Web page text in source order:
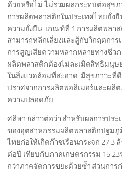
ด้วยหรือไม่ ไม่รวมผลกระทบต่อสุข
การผลิตพลาสติกในประเทศไทยยั่งยื
ความยั่งยืน เกณฑ์ที่ 1 การผลิตพลา
สามารถหลีกเลี่ยงและสู้กับวิกฤตกา
การสูญเสียความหลากหลายทางชีว
ผลิตพลาสติกต้องไม่ละเมิดสิทธิมนุษ
ในสิ่งแวดล้อมที่สะอาด มีสุขภาวะที่
ปราศจากการผลิตพอลิเมอร์และผ
ความปลอดภัย
ศลิษา กล่าวต่อว่า สำหรับผลการประ
ของอุตสาหกรรมผลิตพลาสติกปฐมภู
ไทยก่อให้เกิดก๊าซเรือนกระจก 27.3
ต่อปี เทียบกับภาคเกษตรกรรม
กว่าภาคจัดการขยะด้วยซ้ำ ส่วนการ